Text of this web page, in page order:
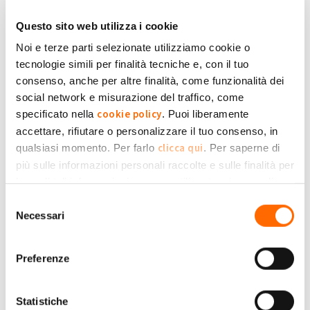
Questo sito web utilizza i cookie
Noi e terze parti selezionate utilizziamo cookie o
tecnologie simili per finalità tecniche e, con il tuo
consenso, anche per altre finalità, come funzionalità dei
social network e misurazione del traffico, come
specificato nella cookie policy. Puoi liberamente
accettare, rifiutare o personalizzare il tuo consenso, in
qualsiasi momento. Per farlo clicca qui. Per saperne di
più sulle informazioni personali raccolte e sulle finalità per
le quali tali informazioni saranno utilizzate, si prega di
delNecessari
Preferenze
Statistiche
unanuova offerta combinata riservata a tutti coloro
che passano a Plenitude da altro fornitore, che
prevede, in caso di acquisto contestuale dei due
prodotti:
-unosconto su uno dei Climatizzatori in classe A+++
disponibili,
abbinato a
passa a Plenitude con una delle offerte luce e/o gas
Con un'offerta di questo tipo puoi sostituire il tuo vecchio
solare prodotta dal tuo impianto fotovoltaico (se accendi il